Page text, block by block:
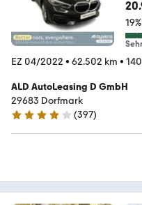
EZ 04/2022 • 62.502 km •
ALD AutoLeasing D GmbH
29683 Dorfmark
3.8 Sterne
(397)